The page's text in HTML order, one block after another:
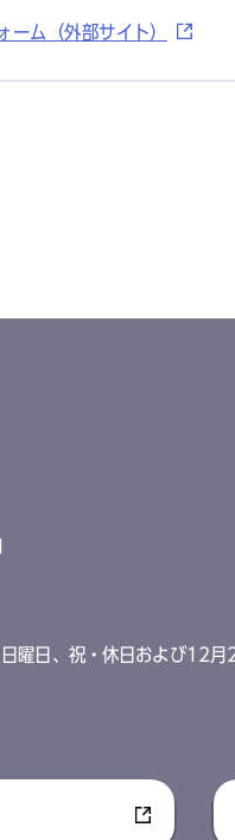
ーム（外部サイト）
日、祝・休日および12月